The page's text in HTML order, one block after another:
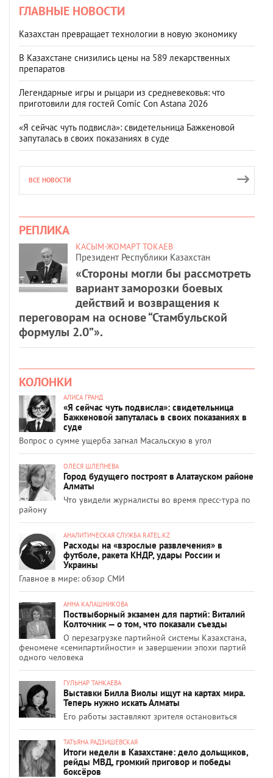
ГЛАВНЫЕ НОВОСТИ
Казахстан превращает технологии в новую экономику
В Казахстане снизились цены на 589 лекарственных
препаратов
Легендарные игры и рыцари из средневековья: что
приготовили для гостей Comic Con Astana 2026
«Я сейчас чуть подвисла»: свидетельница Бажкеновой
запуталась в своих показаниях в суде
ВСЕ НОВОСТИ
РЕПЛИКА
КАСЫМ-ЖОМАРТ ТОКАЕВ
Президент Республики Казахстан
«Стороны могли бы рассмотреть
вариант заморозки боевых
действий и возвращения к
переговорам на основе “Стамбульской
формулы 2.0”».
КОЛОНКИ
АЛИСА ГРАНД
«Я сейчас чуть подвисла»: свидетельница
Бажкеновой запуталась в своих показаниях в
суде
Вопрос о сумме ущерба загнал Масальскую в угол
ОЛЕСЯ ШЛЕПНЕВА
Город будущего построят в Алатауском районе
Алматы
Что увидели журналисты во время пресс-тура по
району
АНАЛИТИЧЕСКАЯ СЛУЖБА RATEL.KZ
Расходы на «взрослые развлечения» в
футболе, ракета КНДР, удары России и
Украины
Главное в мире: обзор СМИ
АННА КАЛАШНИКОВА
Поствыборный экзамен для партий: Виталий
Колточник — о том, что показали съезды
О перезагрузке партийной системы Казахстана,
феномене «семипартийности» и завершении эпохи партий
одного человека
ГУЛЬНАР ТАНКАЕВА
Выставки Билла Виолы ищут на картах мира.
Теперь нужно искать Алматы
Его работы заставляют зрителя остановиться
ТАТЬЯНА РАДЗИШЕВСКАЯ
Итоги недели в Казахстане: дело дольщиков,
рейды МВД, громкий приговор и победы
боксёров